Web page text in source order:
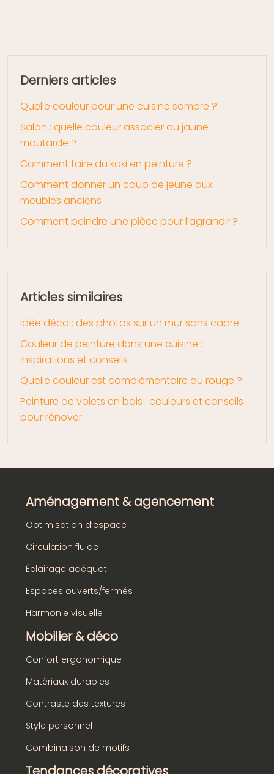
Derniers articles
Quelle couleur pour une cuisine sombre ?
Salon : quelle couleur associer au jaune
moutarde ?
Comment faire du kaki en peinture ?
Comment donner un coup de jeune aux
meubles anciens
Comment peindre une pièce pour l’agrandir ?
Articles similaires
Idée déco : des photos sur un mur sans cadre
Couleur de peinture dans une cuisine :
inspirations et conseils
Quelle couleur est complémentaire au rouge ?
Peinture de volets en bois : couleurs et conseils
pour rénover
Aménagement & agencement
Optimisation d’espace
Circulation fluide
Éclairage adéquat
Espaces ouverts/fermés
Harmonie visuelle
Mobilier & déco
Confort ergonomique
Matériaux durables
Contraste des textures
Style personnel
Combinaison de motifs